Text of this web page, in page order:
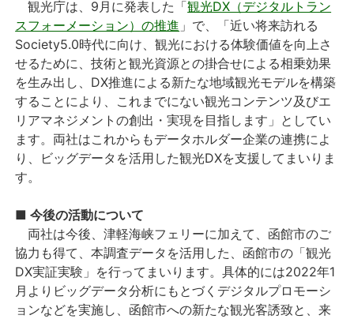
観光庁は、9月に発表した「観光DX（デジタルトラン
スフォーメーション）の推進 」で、「近い将来訪れる
Society5.0時代に向け、観光における体験価値を向上さ
せるために、技術と観光資源との掛合せによる相乗効果
を生み出し、DX推進による新たな地域観光モデルを構築
することにより、これまでにない観光コンテンツ及びエ
リアマネジメントの創出・実現を目指します」としてい
ます。両社はこれからもデータホルダー企業の連携によ
り、ビッグデータを活用した観光DXを支援してまいりま
す。
■ 今後の活動について
両社は今後、津軽海峡フェリーに加えて、函館市のご
協力も得て、本調査データを活用した、函館市の「観光
DX実証実験」を行ってまいります。具体的には2022年1
月よりビッグデータ分析にもとづくデジタルプロモーシ
ョンなどを実施し、函館市への新たな観光客誘致と、来